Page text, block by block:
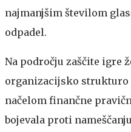
najmanjšim številom
odpadel.
Na področju zaščite igre
organizacijsko strukturo
načelom finančne
bojevala proti